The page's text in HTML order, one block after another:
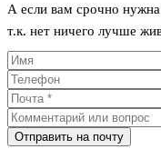
А если вам срочно
т.к. нет ничего лучше
Отправить на почту